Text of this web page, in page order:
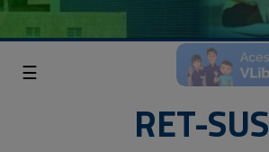
☰
RET-SUS